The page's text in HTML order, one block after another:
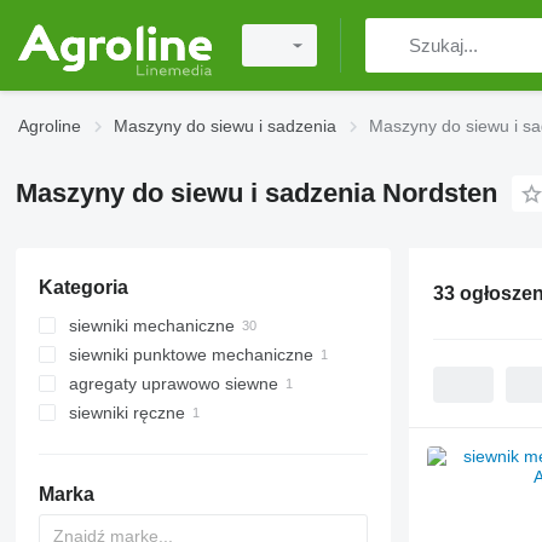
Agroline Maszyny do siewu i sadzenia Maszyny do siewu i
Maszyny do siewu i sadzenia Nordsten
Kategoria
siewniki mechaniczne
siewniki punktowe mechaniczne
agregaty uprawowo siewne
siewniki ręczne
Marka
33